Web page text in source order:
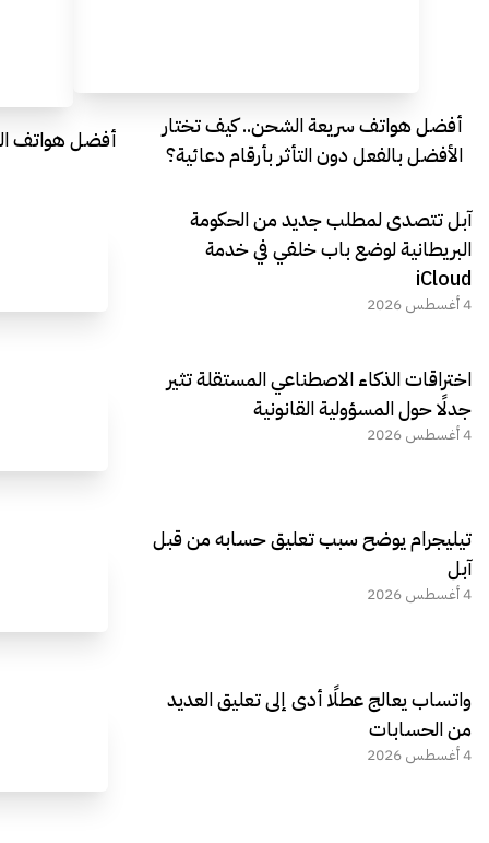
أفضل هواتف سريعة الشحن.. كيف تختار
الأفضل بالفعل دون التأثر بأرقام دعائية؟
أفضل هواتف
آبل تتصدى لمطلب جديد من الحكومة
البريطانية لوضع باب خلفي في خدمة
iCloud
4 أغسطس 2026
اختراقات الذكاء الاصطناعي المستقلة تثير
جدلًا حول المسؤولية القانونية
4 أغسطس 2026
تيليجرام يوضح سبب تعليق حسابه من قبل
آبل
4 أغسطس 2026
واتساب يعالج عطلًا أدى إلى تعليق العديد
من الحسابات
4 أغسطس 2026